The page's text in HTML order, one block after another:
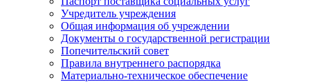
Учредитель учреждения
Общая информация об учреждении
Документы о государственной регистрации
Попечительский совет
Правила внутреннего распорядка
Материально-техническое обеспечение